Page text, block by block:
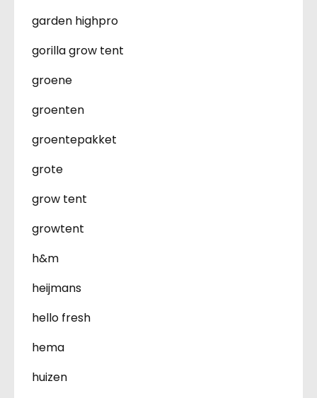
garden highpro
gorilla grow tent
groene
groenten
groentepakket
grote
grow tent
growtent
h&m
heijmans
hello fresh
hema
huizen